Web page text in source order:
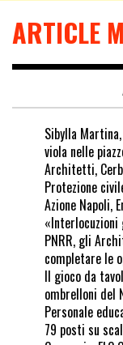
ARTICLE
Sibylla
viola nelle
Architetti,
Protezione
Azione Napoli,
PNRR, gli
completare le
Il gioco da
ombrelloni del
Personale
79 posti su